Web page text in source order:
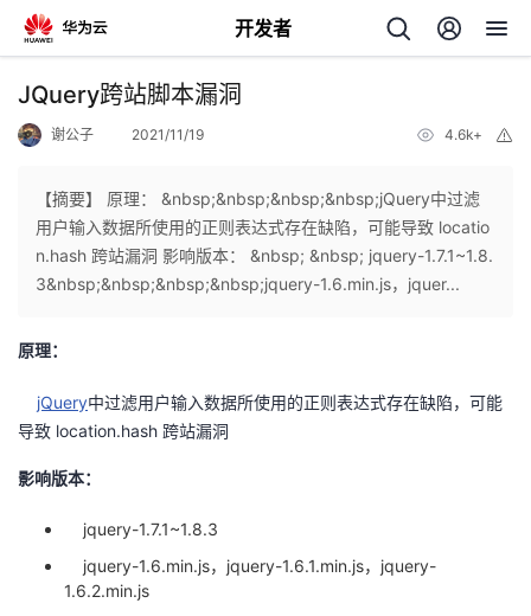
开发者
返
个
人
主
我
的
者
JQuery跨站脚本漏洞
谢公子 2021/11/19 4.6k+
【摘要】 原理： &nbsp;&nbsp;&nbsp;&nbsp;jQuery中过滤
用户输入数据所使用的正则表达式存在缺陷，可能导致 locatio
n.hash 跨站漏洞 影响版本： &nbsp; &nbsp; jquery-1.7.1~1.8.
3&nbsp;&nbsp;&nbsp;&nbsp;jquery-1.6.min.js，jquer...
原理：
jQuery中过滤用户输入数据所使用的正则表达式存在缺陷，可能
导致 location.hash 跨站漏洞
影响版本：
jquery-1.7.1~1.8.3
jquery-1.6.min.js，jquery-1.6.1.min.js，jquery-
1.6.2.min.js